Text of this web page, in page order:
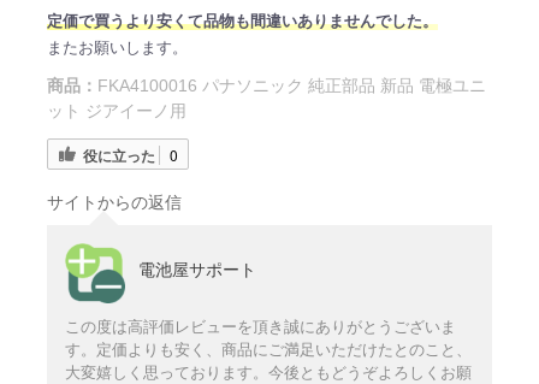
定価で買うより安くて品物も間違いありませんでした。
またお願いします。
商品： FKA4100016 パナソニック 純正部品 新品 電極ユニ
ット ジアイーノ用
役に立った 0
サイトからの返信
電池屋サポート
この度は高評価レビューを頂き誠にありがとうございま
す。定価よりも安く、商品にご満足いただけたとのこと、
大変嬉しく思っております。今後ともどうぞよろしくお願